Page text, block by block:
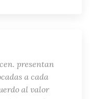
presentan
a cada
al valor